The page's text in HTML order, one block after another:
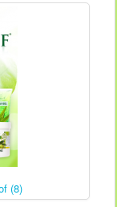
(8)